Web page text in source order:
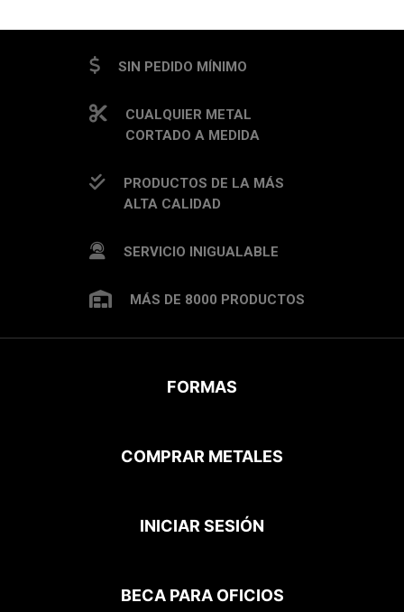
SIN PEDIDO MÍNIMO
CUALQUIER METAL
CORTADO A MEDIDA
PRODUCTOS DE LA MÁS
ALTA CALIDAD
SERVICIO INIGUALABLE
MÁS DE 8000 PRODUCTOS
FORMAS
COMPRAR METALES
INICIAR SESIÓN
BECA PARA OFICIOS